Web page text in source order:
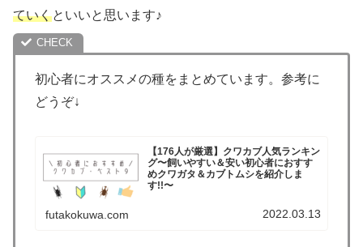
ていくといいと思います♪
初心者にオススメの種をまとめています。参考に
どうぞ↓
【176人が厳選】クワカブ人気ランキン
グ〜飼いやすい＆安い初心者におすす
めクワガタ＆カブトムシを紹介しま
す!!〜
futakokuwa.com 2022.03.13